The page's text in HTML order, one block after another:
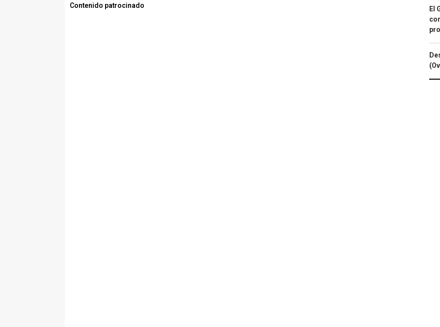
Contenido patrocinado
El